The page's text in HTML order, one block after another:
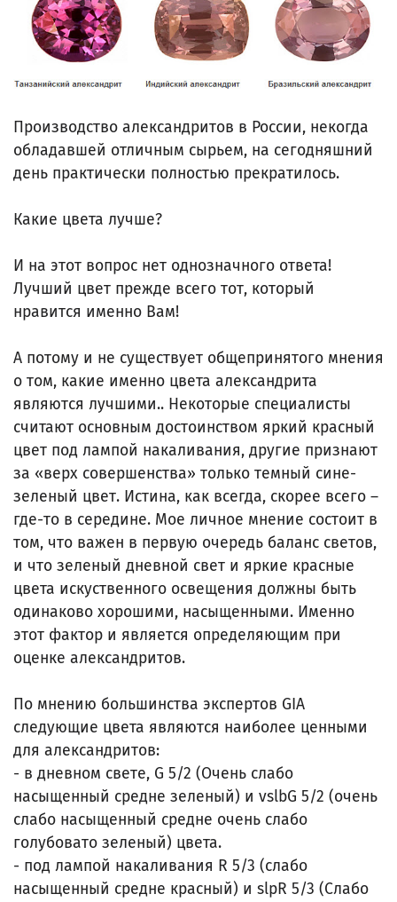
Производство александритов в России, некогда
обладавшей отличным сырьем, на сегодняшний
день практически полностью прекратилось.
Какие цвета лучше?
И на этот вопрос нет однозначного ответа!
Лучший цвет прежде всего тот, который
нравится именно Вам!
А потому и не существует общепринятого мнения
о том, какие именно цвета александрита
являются лучшими.. Некоторые специалисты
считают основным достоинством яркий красный
цвет под лампой накаливания, другие признают
за «верх совершенства» только темный сине-
зеленый цвет. Истина, как всегда, скорее всего –
где-то в середине. Мое личное мнение состоит в
том, что важен в первую очередь баланс светов,
и что зеленый дневной свет и яркие красные
цвета искуственного освещения должны быть
одинаково хорошими, насыщенными. Именно
этот фактор и является определяющим при
оценке александритов.
По мнению большинства экспертов GIA
следующие цвета являются наиболее ценными
для александритов:
- в дневном свете, G 5/2 (Очень слабо
насыщенный средне зеленый) и vslbG 5/2 (очень
слабо насыщенный средне очень слабо
голубовато зеленый) цвета.
- под лампой накаливания R 5/3 (слабо
насыщенный средне красный) и slpR 5/3 (Слабо